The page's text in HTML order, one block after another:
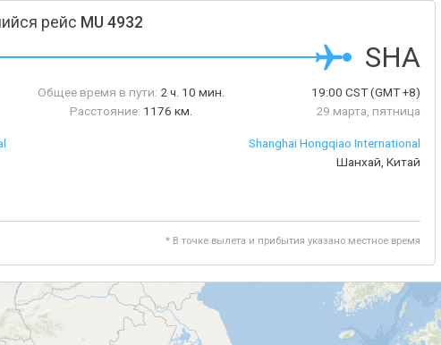
рейс MU 4932
SHA
Общее время в пути: 2 ч. 10 мин.
Расстояние: 1176 км.
19:00 CST(GMT +8)
29 марта, пятница
Shanghai Hongqiao International
Шанхай, Китай
* В точке вылета и прибытия указано местное время